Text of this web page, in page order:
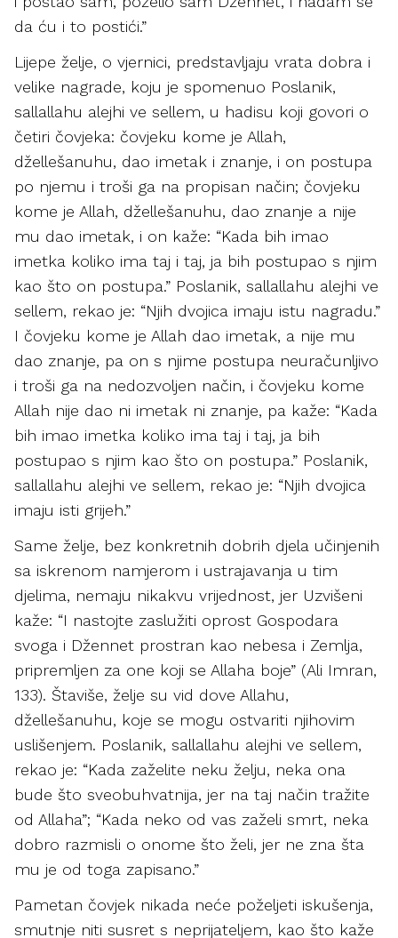
da ću i to postići.”
Lijepe želje, o vjernici, predstavljaju vrata dobra i
velike nagrade, koju je spomenuo Poslanik,
sallallahu alejhi ve sellem, u hadisu koji govori o
četiri čovjeka: čovjeku kome je Allah,
džellešanuhu, dao imetak i znanje, i on postupa
po njemu i troši ga na propisan način; čovjeku
kome je Allah, džellešanuhu, dao znanje a nije
mu dao imetak, i on kaže: “Kada bih imao
imetka koliko ima taj i taj, ja bih postupao s njim
kao što on postupa.” Poslanik, sallallahu alejhi ve
sellem, rekao je: “Njih dvojica imaju istu nagradu.”
I čovjeku kome je Allah dao imetak, a nije mu
dao znanje, pa on s njime postupa neuračunljivo
i troši ga na nedozvoljen način, i čovjeku kome
Allah nije dao ni imetak ni znanje, pa kaže: “Kada
bih imao imetka koliko ima taj i taj, ja bih
postupao s njim kao što on postupa.” Poslanik,
sallallahu alejhi ve sellem, rekao je: “Njih dvojica
imaju isti grijeh.”
Same želje, bez konkretnih dobrih djela učinjenih
sa iskrenom namjerom i ustrajavanja u tim
djelima, nemaju nikakvu vrijednost, jer Uzvišeni
kaže: “I nastojte zaslužiti oprost Gospodara
svoga i Džennet prostran kao nebesa i Zemlja,
pripremljen za one koji se Allaha boje” (Ali Imran,
133). Štaviše, želje su vid dove Allahu,
džellešanuhu, koje se mogu ostvariti njihovim
uslišenjem. Poslanik, sallallahu alejhi ve sellem,
rekao je: “Kada zaželite neku želju, neka ona
bude što sveobuhvatnija, jer na taj način tražite
od Allaha”; “Kada neko od vas zaželi smrt, neka
dobro razmisli o onome što želi, jer ne zna šta
mu je od toga zapisano.”
Pametan čovjek nikada neće poželjeti iskušenja,
smutnje niti susret s neprijateljem, kao što kaže